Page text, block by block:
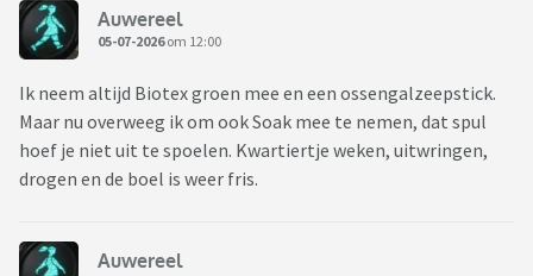
Auwereel
05-07-2026om 12:00
Ik neem altijd Biotex groen mee en een ossengalzeepstick.
Maar nu overweeg ik om ook Soak mee te nemen, dat spul
hoef je niet uit te spoelen. Kwartiertje weken, uitwringen,
drogen en de boel is weer fris.
Auwereel